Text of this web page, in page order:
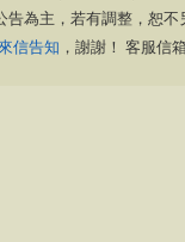
為主，若有調整，恕
信告知 ，謝謝！ 客服信